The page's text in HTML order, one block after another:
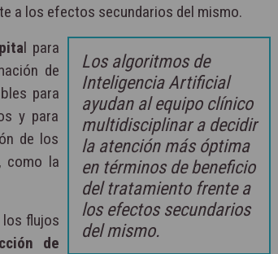
a los efectos secundarios del mismo.
Los algoritmos de
Inteligencia Artificial
ayudan al equipo clínico
multidisciplinar a decidir
la atención más óptima
en términos de beneficio
del tratamiento frente a
los efectos secundarios
del mismo.
l para
de
para
y para
de los
como la
los flujos
de